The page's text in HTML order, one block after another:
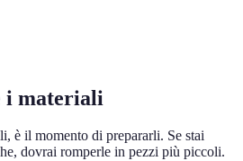
i materiali
è il momento di prepararli. Se stai
dovrai romperle in pezzi più piccoli.